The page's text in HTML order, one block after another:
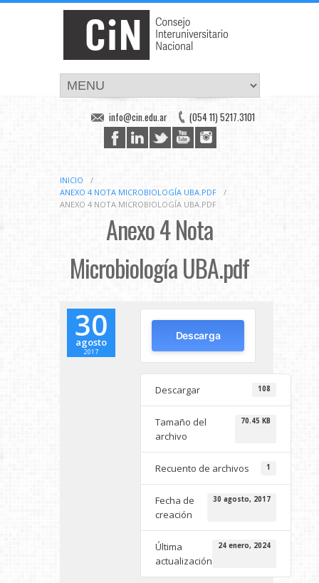
(054 11) 5217.3101
info@cin.edu.ar
INICIO
/
ANEXO 4 NOTA MICROBIOLOGÍA UBA.PDF
/
ANEXO 4 NOTA MICROBIOLOGÍA UBA.PDF
Anexo 4 Nota
Microbiología UBA.pdf
30
agosto
2017
Descarga
Descargar 108
Tamaño del
archivo
70.45 KB
Recuento de archivos 1
Fecha de
creación
30 agosto, 2017
Última
actualización
24 enero, 2024